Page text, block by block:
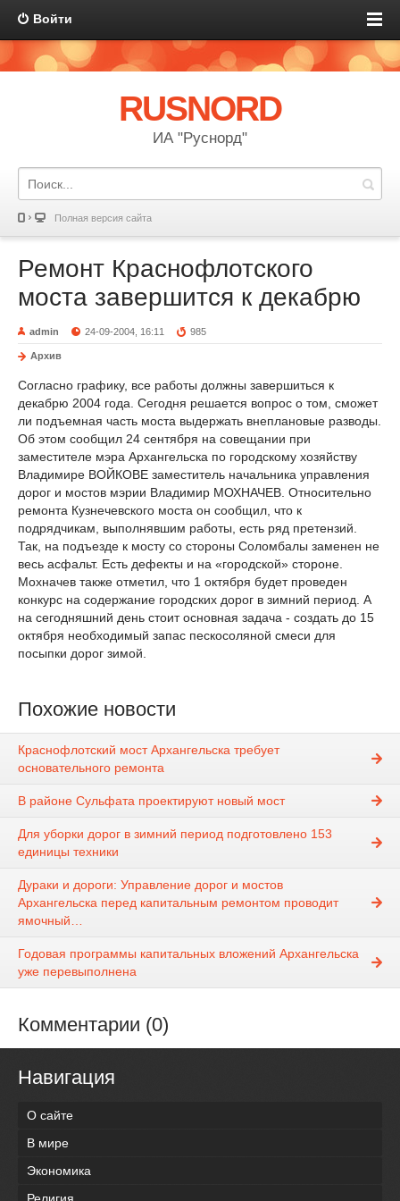
Войти
RUSNORD
ИА "Руснорд"
Полная версия сайта
Ремонт Краснофлотского
моста завершится к декабрю
admin 24-09-2004, 16:11 985
Архив
Согласно графику, все работы должны завершиться к
декабрю 2004 года. Сегодня решается вопрос о том, сможет
ли подъемная часть моста выдержать внеплановые разводы.
Об этом сообщил 24 сентября на совещании при
заместителе мэра Архангельска по городскому хозяйству
Владимире ВОЙКОВЕ заместитель начальника управления
дорог и мостов мэрии Владимир МОХНАЧЕВ. Относительно
ремонта Кузнечевского моста он сообщил, что к
подрядчикам, выполнявшим работы, есть ряд претензий.
Так, на подъезде к мосту со стороны Соломбалы заменен не
весь асфальт. Есть дефекты и на «городской» стороне.
Мохначев также отметил, что 1 октября будет проведен
конкурс на содержание городских дорог в зимний период. А
на сегодняшний день стоит основная задача - создать до 15
октября необходимый запас пескосоляной смеси для
посыпки дорог зимой.
Похожие новости
Краснофлотский мост Архангельска требует
основательного ремонта
В районе Сульфата проектируют новый мост
Для уборки дорог в зимний период подготовлено 153
единицы техники
Дураки и дороги: Управление дорог и мостов
Архангельска перед капитальным ремонтом проводит
ямочный…
Годовая программы капитальных вложений Архангельска
уже перевыполнена
Комментарии (0)
Навигация
О сайте
В мире
Экономика
Религия